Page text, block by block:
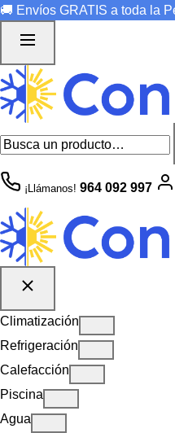
🚚 Envíos GRATIS a toda la
¡Llámanos! 964 092 997
Climatización
Refrigeración
Calefacción
Piscina
Agua